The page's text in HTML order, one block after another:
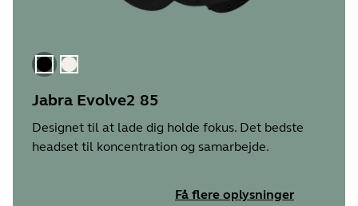
SortGuld beige
Jabra Evolve2 85
Designet til at lade dig holde fokus. Det bedste
headset til koncentration og samarbejde.
Få flere oplysninger